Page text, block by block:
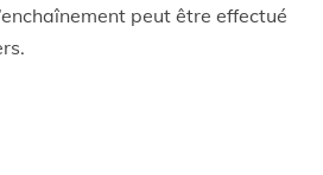
peut être effectué